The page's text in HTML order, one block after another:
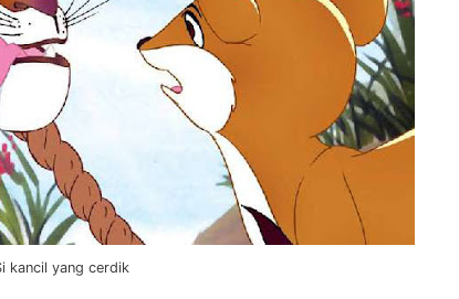
kancil yang cerdik